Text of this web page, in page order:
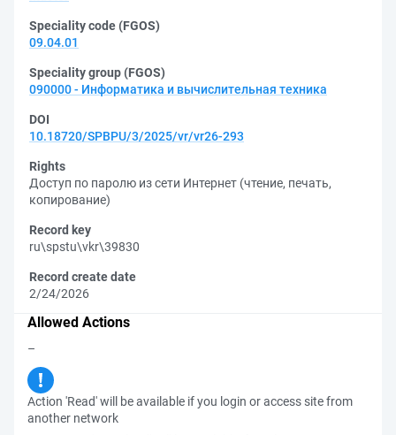
Speciality code (FGOS)
09.04.01
Speciality group (FGOS)
090000 - Информатика и вычислительная техника
DOI
10.18720/SPBPU/3/2025/vr/vr26-293
Rights
Доступ по паролю из сети Интернет (чтение, печать,
копирование)
Record key
ru\spstu\vkr\39830
Record create date
2/24/2026
Allowed Actions
–
Action 'Read' will be available if you login or access site from
another network